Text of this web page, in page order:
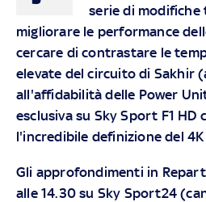
serie di modifiche
migliorare le performance
cercare di contrastare le
elevate del circuito di Sakhir
all'affidabilità delle Power
esclusiva su Sky Sport F1 HD
l'incredibile definizione del 4K
Gli approfondimenti in
alle 14.30 su Sky Sport24